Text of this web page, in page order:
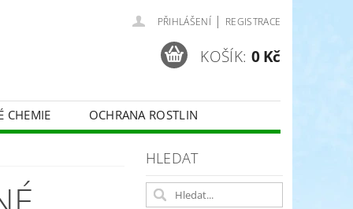
PŘIHLÁŠENÍ | REGISTRACE
KOŠÍK: 0 Kč
CHEMIE
OCHRANA ROSTLIN
O TRÁVNÍKY
HLEDAT